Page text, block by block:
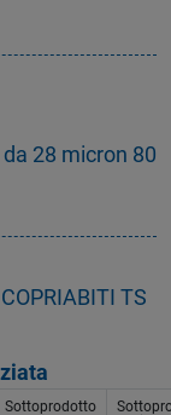
28 micron 80
TS
Sottoprodotto